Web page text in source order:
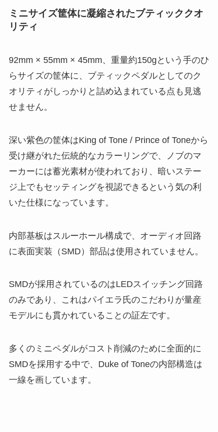
ミニサイズ筐体に凝縮されたブティッククオ
リティ
92mm × 55mm × 45mm、重量約150gという手のひ
らサイズの筐体に、ブティックペダルとしてのク
オリティがしっかりと詰め込まれている点も見逃
せません。
深い紫色の筐体はKing of Tone / Prince of Toneから
受け継がれた伝統的なカラーリングで、ノブのマ
ーカーには蓄光素材が使われており、暗いステー
ジ上でもセッティングを視認できるという気の利
いた仕様になっています。
内部基板はスルーホール構成で、オーディオ回路
に表面実装（SMD）部品は使用されていません。
SMDが採用されているのはLEDスイッチング回路
のみであり、これはパイエラ氏のこだわりが量産
モデルにも貫かれていることの証左です。
多くのミニペダルがコスト削減のために全面的に
SMDを採用する中で、Duke of Toneの内部構造は
一線を画しています。